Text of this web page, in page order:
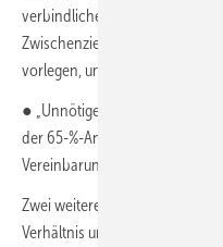
verbindlichen Fahrplan mit
Zwischenzielen (Monitoring)
vorlegen, um die
● „Unnötige
der 65-%-Anforderung
Vereinbarungen der Koalition
Zwei weitere Eckpunkte
Verhältnis und kündigen eine (